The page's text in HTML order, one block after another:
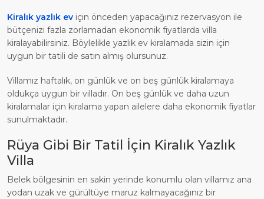
Kiralık yazlık ev için önceden yapacağınız rezervasyon ile
bütçenizi fazla zorlamadan ekonomik fiyatlarda villa
kiralayabilirsiniz. Böylelikle yazlık ev kiralamada sizin için
uygun bir tatili de satın almış olursunuz.
Villamız haftalık, on günlük ve on beş günlük kiralamaya
oldukça uygun bir villadır. On beş günlük ve daha uzun
kiralamalar için kiralama yapan ailelere daha ekonomik fiyatlar
sunulmaktadır.
Rüya Gibi Bir Tatil İçin Kiralık Yazlık
Villa
Belek bölgesinin en sakin yerinde konumlu olan villamız ana
yodan uzak ve gürültüye maruz kalmayacağınız bir